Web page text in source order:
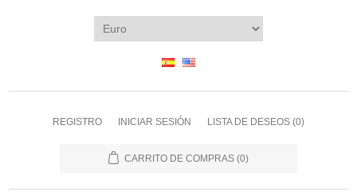
REGISTRO INICIAR SESIÓN LISTA DE DESEOS (0)
CARRITO DE COMPRAS (0)